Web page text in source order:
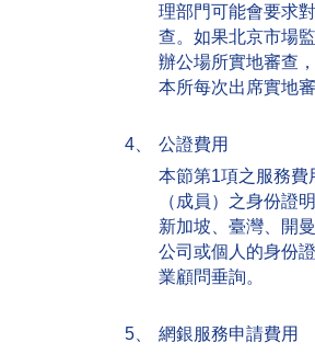
理部門可能會要求
查。如果北京市場
辦公場所實地審查
本所每次出席實地
4、
公證費用
本節第1項之服務費
（成員）之身份證
新加坡、臺灣、開
公司或個人的身份
業顧問垂詢。
5、
網銀服務申請費用